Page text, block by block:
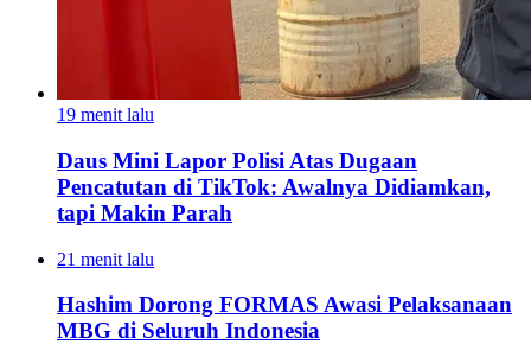
19 menit lalu
Daus Mini Lapor Polisi Atas Dugaan
Pencatutan di TikTok: Awalnya Didiamkan,
tapi Makin Parah
21 menit lalu
Hashim Dorong FORMAS Awasi Pelaksanaan
MBG di Seluruh Indonesia